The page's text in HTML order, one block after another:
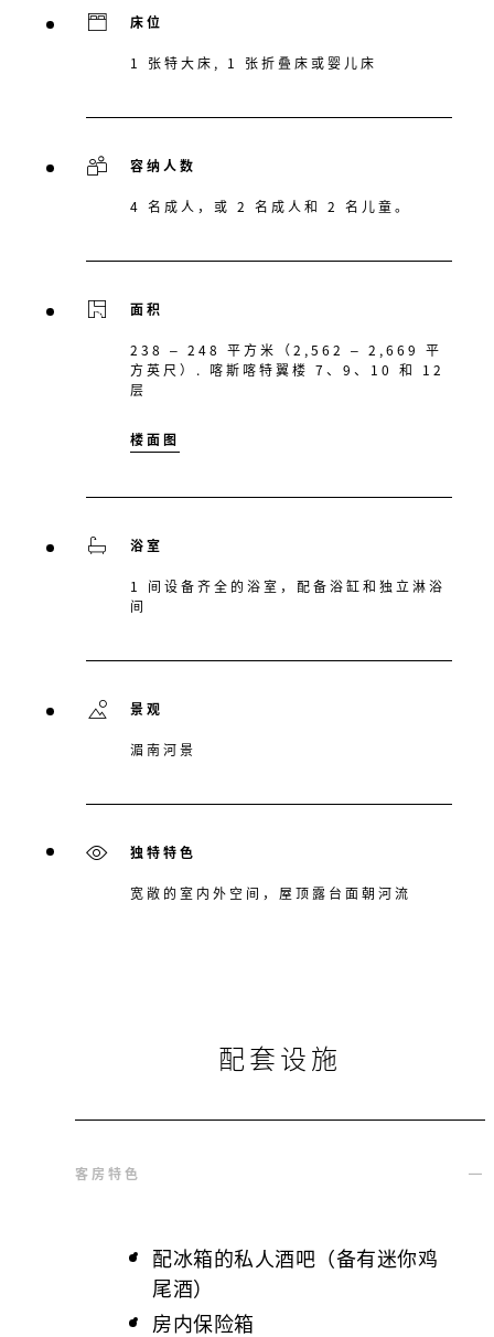
床位
1 张特大床, 1 张折叠床或婴儿床
容纳人数
4 名成人，或 2 名成人和 2 名儿童。
面积
238 – 248 平方米（2,562 – 2,669 平
方英尺）. 喀斯喀特翼楼 7、9、10 和 12
层
楼面图
浴室
1 间设备齐全的浴室，配备浴缸和独立淋浴
间
景观
湄南河景
独特特色
宽敞的室内外空间，屋顶露台面朝河流
配套设施
客房特色
配冰箱的私人酒吧（备有迷你鸡
尾酒）
房内保险箱